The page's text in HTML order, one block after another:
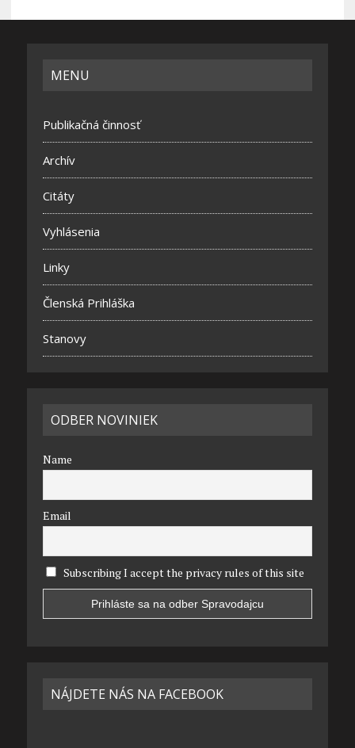
MENU
Publikačná činnosť
Archív
Citáty
Vyhlásenia
Linky
Členská Prihláška
Stanovy
ODBER NOVINIEK
Name
Email
Subscribing I accept the privacy rules of this site
NÁJDETE NÁS NA FACEBOOK